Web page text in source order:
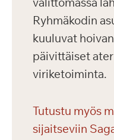
Ryhmäkodin
kuuluvat
päivittäiset
viriketoiminta.
Tutustu myös
sijaitseviin